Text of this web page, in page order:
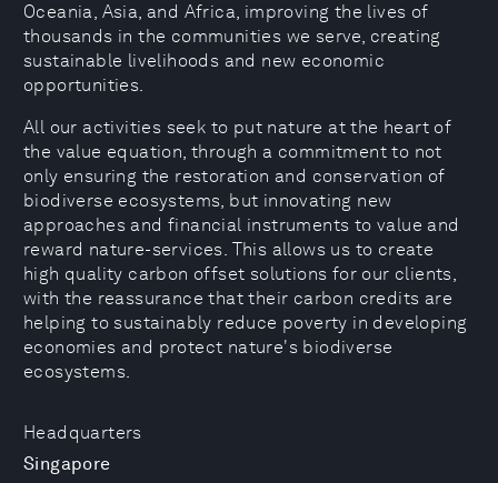
Headquarters
Singapore
Oceania, Asia, and Africa, improving the lives of
thousands in the communities we serve, creating
sustainable livelihoods and new economic
opportunities.
All our activities seek to put nature at the heart of
the value equation, through a commitment to not
only ensuring the restoration and conservation of
biodiverse ecosystems, but innovating new
approaches and financial instruments to value and
reward nature-services. This allows us to create
high quality carbon offset solutions for our clients,
with the reassurance that their carbon credits are
helping to sustainably reduce poverty in developing
economies and protect nature's biodiverse
ecosystems.